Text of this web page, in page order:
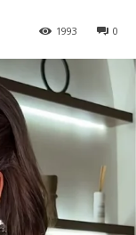
0
1993